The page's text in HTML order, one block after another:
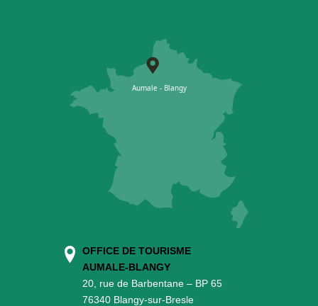
OFFICE DE TOURISME
AUMALE-BLANGY
20, rue de Barbentane – BP 65
76340 Blangy-sur-Bresle